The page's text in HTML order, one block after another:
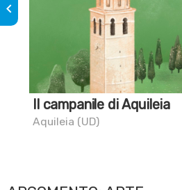
Il campanile di Aquileia
Aquileia (UD)
keyboard_arrow_left